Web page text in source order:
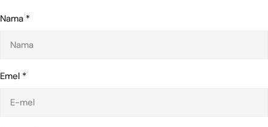
Nama *
Emel *